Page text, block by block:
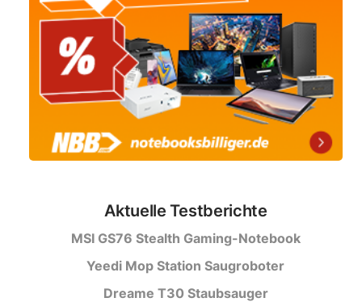
Aktuelle Testberichte
MSI GS76 Stealth Gaming-Notebook
Yeedi Mop Station Saugroboter
Dreame T30 Staubsauger